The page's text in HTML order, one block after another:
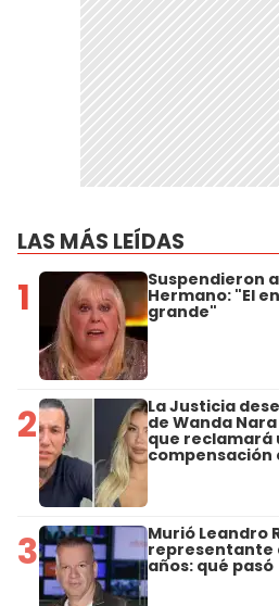
LAS MÁS LEÍDAS
1 Suspendieron
Hermano: "El
grande"
2 La Justicia
de Wanda
que reclamará
compensación
3 Murió Leandro
representante
años: qué pasó